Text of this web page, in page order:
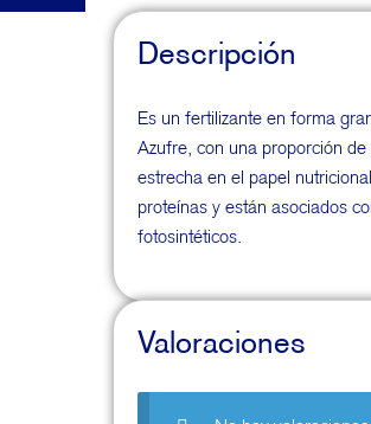
Descripción
Es un fertilizante en forma
Azufre, con una proporción
estrecha en el papel
proteínas y están asociados
fotosintéticos.
Valoraciones